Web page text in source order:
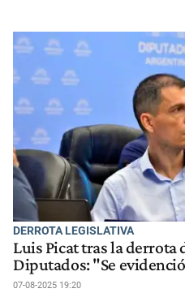
DERROTA LEGISLATIVA
Luis Picat tras la derrota
Diputados: "Se
07-08-2025 19:20